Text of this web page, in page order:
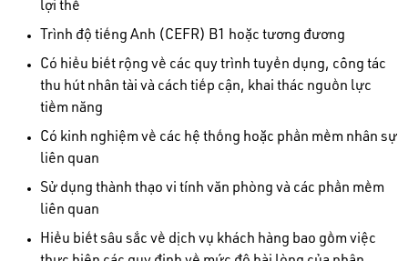
lợi thế
Trình độ tiếng Anh (CEFR) B1 hoặc tương đương
Có hiểu biết rộng về các quy trình tuyển dụng, công tác
thu hút nhân tài và cách tiếp cận, khai thác nguồn lực
tiềm năng
Có kinh nghiệm về các hệ thống hoặc phần mềm nhân sự
liên quan
Sử dụng thành thạo vi tính văn phòng và các phần mềm
liên quan
Hiểu biết sâu sắc về dịch vụ khách hàng bao gồm việc